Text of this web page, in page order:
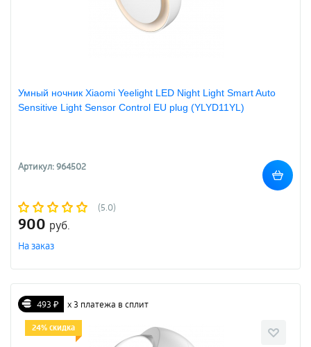
Умный ночник Xiaomi Yeelight LED Night Light Smart Auto
Sensitive Light Sensor Control EU plug (YLYD11YL)
Артикул: 964502
(5.0)
900 руб.
На заказ
493 ₽ х 3 платежа в сплит
24% скидка